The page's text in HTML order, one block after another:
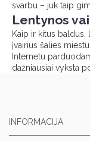
svarbu – juk taip
Lentynos
Kaip ir kitus
įvairius šalies
Internetu
dažniausiai vyksta
INFORMACIJA